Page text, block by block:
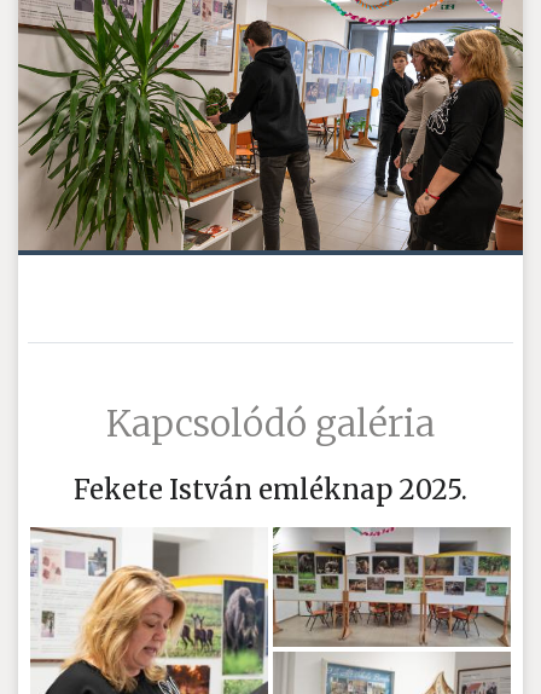
Kapcsolódó galéria
Fekete István emléknap 2025.